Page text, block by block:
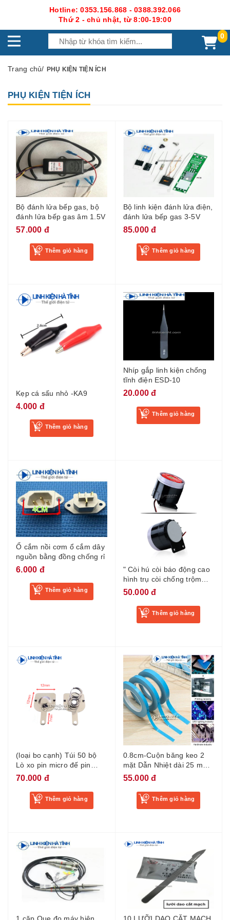
Hotline: 0353.156.868 - 0388.392.066
Thứ 2 - chủ nhật, từ 8:00-19:00
0
Trang chủ/ PHỤ KIỆN TIỆN ÍCH
PHỤ KIỆN TIỆN ÍCH
Bộ đánh lửa bếp gas, bộ
đánh lửa bếp gas âm 1.5V
57.000 đ
Thêm giỏ hàng
Bộ linh kiện đánh lửa điện,
đánh lửa bếp gas 3-5V
85.000 đ
Thêm giỏ hàng
Kẹp cá sấu nhỏ -KA9
4.000 đ
Thêm giỏ hàng
Nhíp gắp linh kiện chống
tĩnh điện ESD-10
20.000 đ
Thêm giỏ hàng
Ổ cắm nồi cơm ổ cắm dây
nguồn bằng đồng chống rỉ
6.000 đ
Thêm giỏ hàng
" Còi hú còi báo động cao
hình trụ còi chống trộm
12v dùng trong nhà xưởng
50.000 đ
Thêm giỏ hàng
(loại bo cạnh) Túi 50 bộ
Lò xo pin micro đế pin
micro chân pin micro thép
70.000 đ
Thêm giỏ hàng
0.8cm-Cuộn băng keo 2
mặt Dẫn Nhiệt dài 25 mét
dán linh kiện, băng keo
nhiệt độ cao rộng 0.8cm
55.000 đ
Thêm giỏ hàng